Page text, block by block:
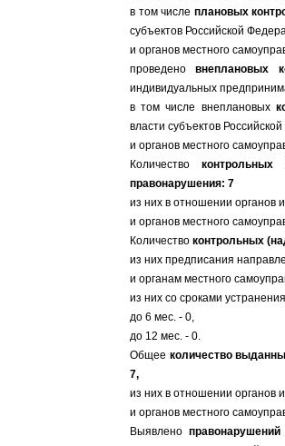
в том числе плановых
субъектов Российской
и органов местного
проведеновнеплановых
индивидуальных
в том числе внеплановых
власти субъектов
и органов местного
Количествоконтрольных
правонарушения: 7
из них в отношении органов
и органов местного
Количество контрольных
из них предписания
и органам местного
из них со сроками
до 6 мес. - 0,
до 12 мес. - 0.
Общее количество
7,
из них в отношении органов
и органов местного
Выявлено